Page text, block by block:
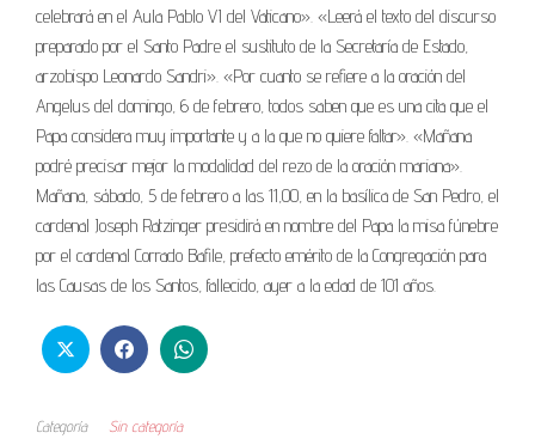
celebrará en el Aula Pablo VI del Vaticano». «Leerá el texto del discurso
preparado por el Santo Padre el sustituto de la Secretaría de Estado,
arzobispo Leonardo Sandri». «Por cuanto se refiere a la oración del
Angelus del domingo, 6 de febrero, todos saben que es una cita que el
Papa considera muy importante y a la que no quiere faltar». «Mañana
podré precisar mejor la modalidad del rezo de la oración mariana».
Mañana, sábado, 5 de febrero a las 11,00, en la basílica de San Pedro, el
cardenal Joseph Ratzinger presidirá en nombre del Papa la misa fúnebre
por el cardenal Corrado Bafile, prefecto emérito de la Congregación para
las Causas de los Santos, fallecido, ayer a la edad de 101 años.
Categoría Sin categoría